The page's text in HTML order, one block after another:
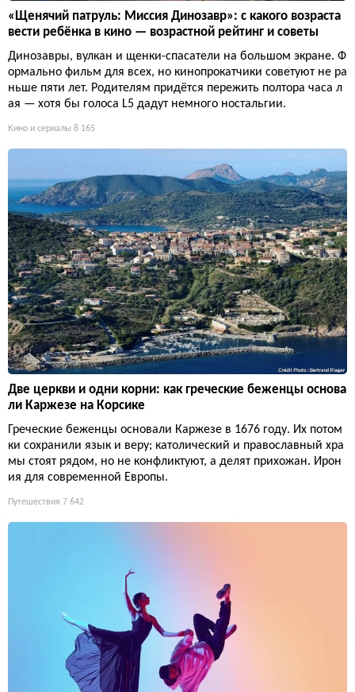
«Щенячий патруль: Миссия Динозавр»: с какого возраста
вести ребёнка в кино — возрастной рейтинг и советы
Динозавры, вулкан и щенки-спасатели на большом экране. Ф
ормально фильм для всех, но кинопрокатчики советуют не ра
ньше пяти лет. Родителям придётся пережить полтора часа л
ая — хотя бы голоса L5 дадут немного ностальгии.
Кино и сериалы 8 165
Две церкви и одни корни: как греческие беженцы основа
ли Каржезе на Корсике
Греческие беженцы основали Каржезе в 1676 году. Их потом
ки сохранили язык и веру; католический и православный хра
мы стоят рядом, но не конфликтуют, а делят прихожан. Ирон
ия для современной Европы.
Путешествия 7 642